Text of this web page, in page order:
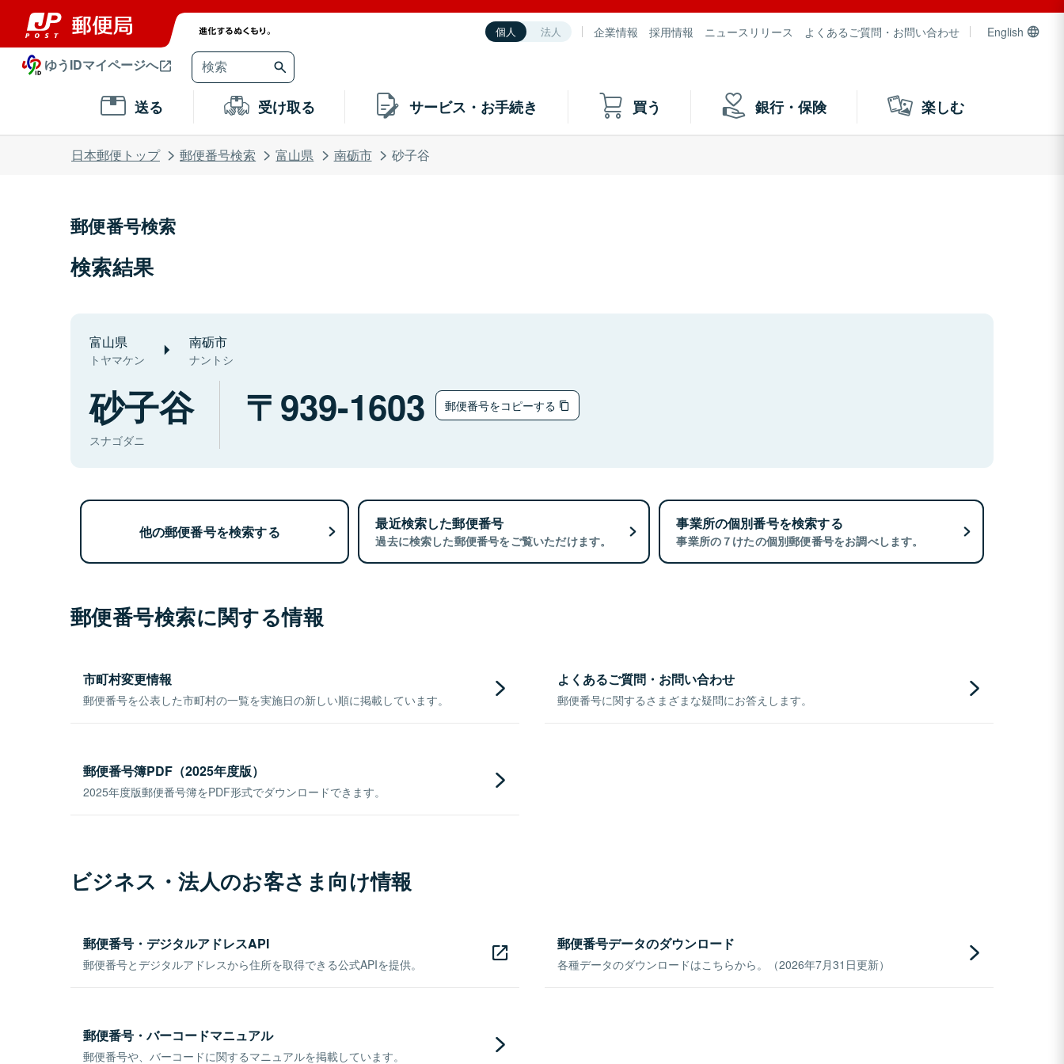
個人 法人 企業情報 採用情報 ニュースリリース よくあるご質問・お問い合わせ English
ゆうIDマイページへ
送る 受け取る サービス・お手続き 買う 銀行・保険 楽しむ
日本郵便トップ 郵便番号検索 富山県 南砺市 砂子谷
郵便番号検索
検索結果
富山県
トヤマケン
南砺市
ナントシ
砂子谷
スナゴダニ
939-1603 郵便番号をコピーする
他の郵便番号を検索する 最近検索した郵便番号
過去に検索した郵便番号をご覧いただけます。
事業所の個別番号を検索する
事業所の７けたの個別郵便番号をお調べします。
郵便番号検索に関する情報
市町村変更情報
郵便番号を公表した市町村の一覧を実施日の新しい順に掲載しています。
よくあるご質問・お問い合わせ
郵便番号に関するさまざまな疑問にお答えします。
郵便番号簿PDF（2025年度版）
2025年度版郵便番号簿をPDF形式でダウンロードできます。
ビジネス・法人のお客さま向け情報
郵便番号・デジタルアドレスAPI
郵便番号とデジタルアドレスから住所を取得できる公式APIを提供。
郵便番号データのダウンロード
各種データのダウンロードはこちらから。（2026年7月31日更新）
郵便番号・バーコードマニュアル
郵便番号や、バーコードに関するマニュアルを掲載しています。